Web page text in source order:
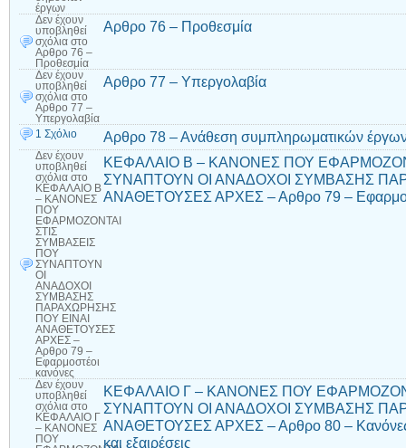
έργων
Δεν έχουν
υποβληθεί
σχόλια στο
Αρθρο 76 –
Προθεσμία
Αρθρο 76 – Προθεσμία
Δεν έχουν
υποβληθεί
σχόλια στο
Αρθρο 77 –
Υπεργολαβία
Αρθρο 77 – Υπεργολαβία
1 Σχόλιο Αρθρο 78 – Ανάθεση συμπληρωματικών
Δεν έχουν
υποβληθεί
σχόλια στο
ΚΕΦΑΛΑΙΟ Β
– ΚΑΝΟΝΕΣ
ΠΟΥ
ΕΦΑΡΜΟΖΟΝΤΑΙ
ΣΤΙΣ
ΣΥΜΒΑΣΕΙΣ
ΠΟΥ
ΣΥΝΑΠΤΟΥΝ
ΟΙ
ΑΝΑΔΟΧΟΙ
ΣΥΜΒΑΣΗΣ
ΠΑΡΑΧΩΡΗΣΗΣ
ΠΟΥ ΕΙΝΑΙ
ΑΝΑΘΕΤΟΥΣΕΣ
ΑΡΧΕΣ –
Αρθρο 79 –
Εφαρμοστέοι
κανόνες
ΚΕΦΑΛΑΙΟ Β – ΚΑΝΟΝΕΣ ΠΟΥ
ΣΥΝΑΠΤΟΥΝ ΟΙ ΑΝΑΔΟΧΟΙ ΣΥΜΒΑΣΗΣ
ΑΝΑΘΕΤΟΥΣΕΣ ΑΡΧΕΣ – Αρθρο 79 –
Δεν έχουν
υποβληθεί
σχόλια στο
ΚΕΦΑΛΑΙΟ Γ
– ΚΑΝΟΝΕΣ
ΠΟΥ
ΚΕΦΑΛΑΙΟ Γ – ΚΑΝΟΝΕΣ ΠΟΥ
ΣΥΝΑΠΤΟΥΝ ΟΙ ΑΝΑΔΟΧΟΙ ΣΥΜΒΑΣΗΣ
ΑΝΑΘΕΤΟΥΣΕΣ ΑΡΧΕΣ – Αρθρο 80 – Κανόνες
και εξαιρέσεις